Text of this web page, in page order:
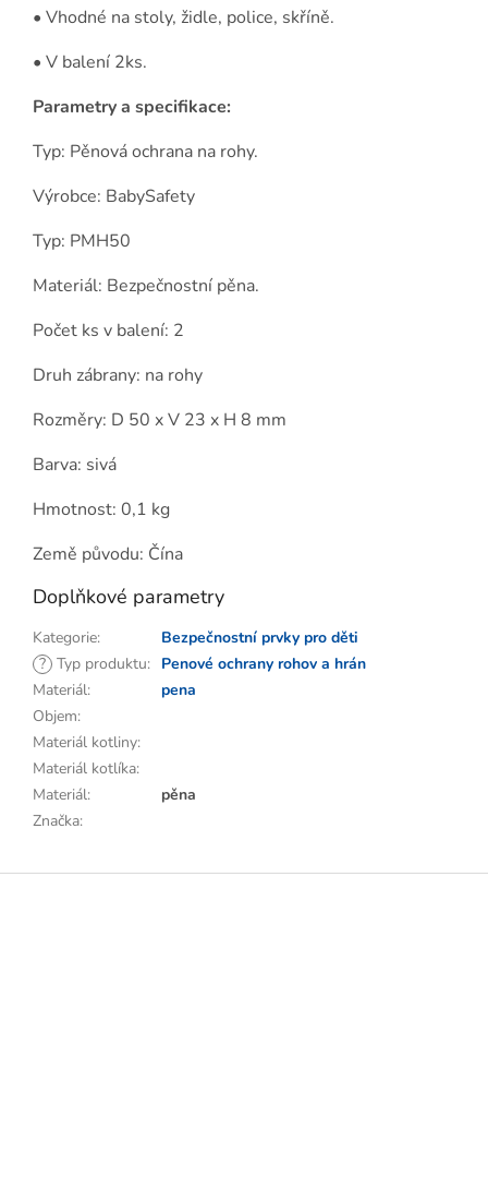
• Vhodné na stoly, židle, police, skříně.
• V balení 2ks.
Parametry a specifikace:
Typ: Pěnová ochrana na rohy.
Výrobce: BabySafety
Typ: PMH50
Materiál: Bezpečnostní pěna.
Počet ks v balení: 2
Druh zábrany: na rohy
Rozměry: D 50 x V 23 x H 8 mm
Barva: sivá
Hmotnost: 0,1 kg
Země původu: Čína
Doplňkové parametry
Kategorie:
Bezpečnostní prvky pro děti
? Typ produktu: Penové ochrany rohov a hrán
Materiál:
pena
Objem:
Materiál kotliny:
Materiál kotlíka:
Materiál:
pěna
Značka:
Z